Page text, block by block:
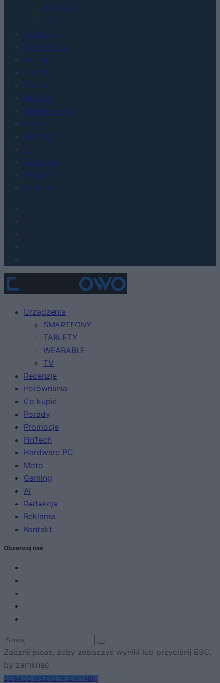
WEARABLE
TV
Recenzje
Porównania
Co kupić
Porady
Promocje
FinTech
Hardware PC
Moto
Gaming
AI
Redakcja
Reklama
Kontakt
Urządzenia
SMARTFONY
TABLETY
WEARABLE
TV
Recenzje
Porównania
Co kupić
Porady
Promocje
FinTech
Hardware PC
Moto
Gaming
AI
Redakcja
Reklama
Kontakt
Obserwuj nas
Zacznij pisać, żeby zobaczyć wyniki lub przyciśnij ESC,
by zamknąć
ZOBACZ WSZYSTKIE WYNIKI